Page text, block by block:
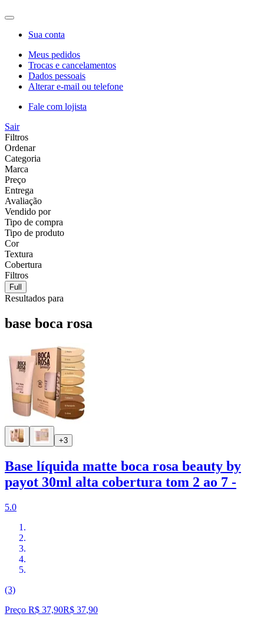
Sua conta
Meus pedidos
Trocas e cancelamentos
Dados pessoais
Alterar e-mail ou telefone
Fale com lojista
Sair
Filtros
Ordenar
Categoria
Marca
Preço
Entrega
Avaliação
Vendido por
Tipo de compra
Tipo de produto
Cor
Textura
Cobertura
Filtros
Full
Resultados para
base boca rosa
+3
Base líquida matte boca rosa beauty by
payot 30ml alta cobertura tom 2 ao 7 -
5.0
(3)
Preço R$ 37,90R$ 37,90